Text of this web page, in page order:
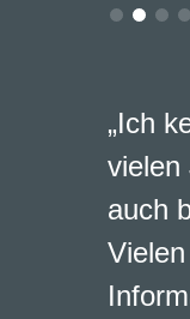
„Ich
vielen
auch